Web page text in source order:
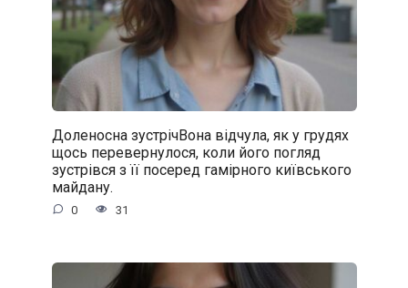
Доленосна зустрічВона відчула, як у грудях
щось перевернулося, коли його погляд
зустрівся з її посеред гамірного київського
майдану.
0 31